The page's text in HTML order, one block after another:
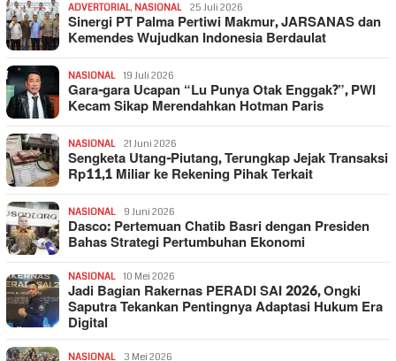
ADVERTORIAL, NASIONAL 25 Juli 2026
Sinergi PT Palma Pertiwi Makmur, JARSANAS dan
Kemendes Wujudkan Indonesia Berdaulat
NASIONAL 19 Juli 2026
Gara-gara Ucapan “Lu Punya Otak Enggak?”, PWI
Kecam Sikap Merendahkan Hotman Paris
NASIONAL 21 Juni 2026
Sengketa Utang-Piutang, Terungkap Jejak Transaksi
Rp11,1 Miliar ke Rekening Pihak Terkait
NASIONAL 9 Juni 2026
Dasco: Pertemuan Chatib Basri dengan Presiden
Bahas Strategi Pertumbuhan Ekonomi
NASIONAL 10 Mei 2026
Jadi Bagian Rakernas PERADI SAI 2026, Ongki
Saputra Tekankan Pentingnya Adaptasi Hukum Era
Digital
NASIONAL 3 Mei 2026